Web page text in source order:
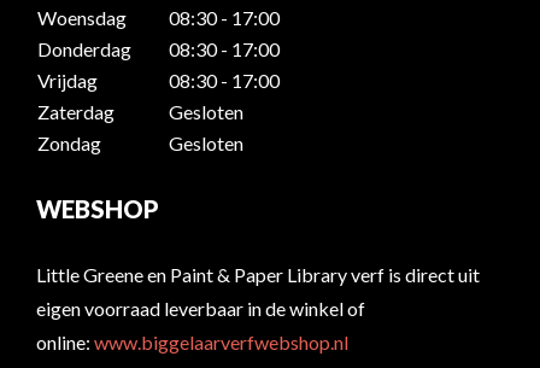
Woensdag
08:30 - 17:00
Donderdag
08:30 - 17:00
Vrijdag
08:30 - 17:00
Zaterdag
Gesloten
Zondag
Gesloten
WEBSHOP
Little Greene en Paint & Paper Library verf is direct uit
eigen voorraad leverbaar in de winkel of
online: www.biggelaarverfwebshop.nl